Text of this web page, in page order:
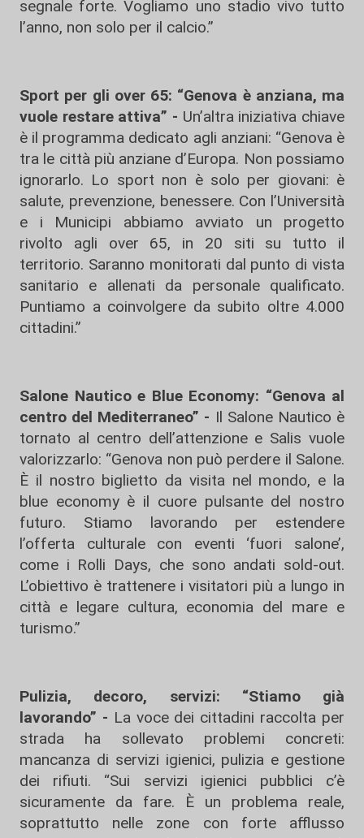
segnale forte. Vogliamo uno stadio vivo tutto
l’anno, non solo per il calcio.”
Sport per gli over 65: “Genova è anziana, ma
vuole restare attiva” - Un’altra iniziativa chiave
è il programma dedicato agli anziani: “Genova è
tra le città più anziane d’Europa. Non possiamo
ignorarlo. Lo sport non è solo per giovani: è
salute, prevenzione, benessere. Con l’Università
e i Municipi abbiamo avviato un progetto
rivolto agli over 65, in 20 siti su tutto il
territorio. Saranno monitorati dal punto di vista
sanitario e allenati da personale qualificato.
Puntiamo a coinvolgere da subito oltre 4.000
cittadini.”
Salone Nautico e Blue Economy: “Genova al
centro del Mediterraneo” - Il Salone Nautico è
tornato al centro dell’attenzione e Salis vuole
valorizzarlo: “Genova non può perdere il Salone.
È il nostro biglietto da visita nel mondo, e la
blue economy è il cuore pulsante del nostro
futuro. Stiamo lavorando per estendere
l’offerta culturale con eventi ‘fuori salone’,
come i Rolli Days, che sono andati sold-out.
L’obiettivo è trattenere i visitatori più a lungo in
città e legare cultura, economia del mare e
turismo.”
Pulizia, decoro, servizi: “Stiamo già
lavorando” - La voce dei cittadini raccolta per
strada ha sollevato problemi concreti:
mancanza di servizi igienici, pulizia e gestione
dei rifiuti. “Sui servizi igienici pubblici c’è
sicuramente da fare. È un problema reale,
soprattutto nelle zone con forte afflusso